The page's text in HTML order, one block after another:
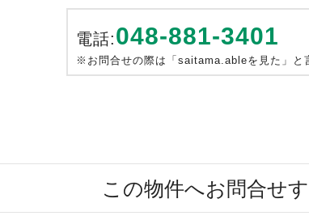
電話:048-881-3401
※お問合せの際は「saitama.ableを見た」と
この物件へお問合せ